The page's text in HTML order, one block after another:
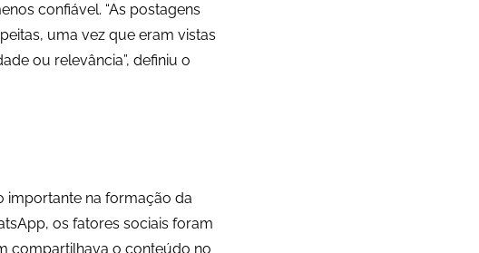
confiável. “As postagens
uma vez que eram vistas
ou relevância”, definiu o
importante na formação da
os fatores sociais foram
compartilhava o conteúdo no